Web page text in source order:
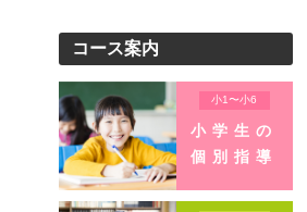
コース案内
小1〜小6
小学生の
個別指導